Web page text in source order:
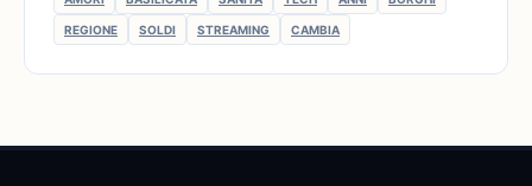
REGIONE SOLDI STREAMING CAMBIA